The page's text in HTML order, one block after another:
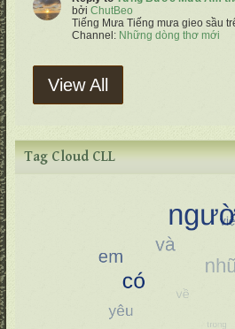
bởi ChutBeo
Tiếng Mưa Tiếng mưa gieo sầu
Channel: Những dòng thơ mới
View All
Tag Cloud CLL